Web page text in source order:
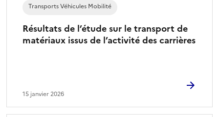
Résultats de l’étude sur le transport de
matériaux issus de l’activité des carrières
Transports Véhicules Mobilité
15 janvier 2026